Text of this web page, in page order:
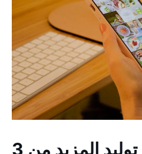
3 مزايا توليد المزيد من